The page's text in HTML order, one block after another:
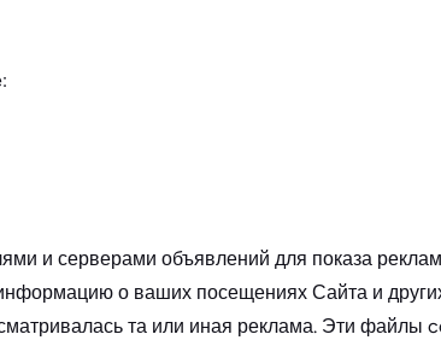
серверами объявлений для показа
о ваших посещениях Сайта и
та или иная реклама. Эти файлы